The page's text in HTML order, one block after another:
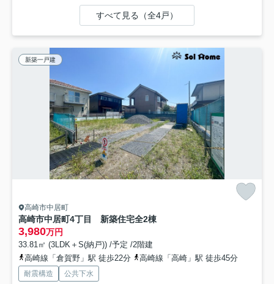
すべて見る（全4戸）
新築一戸建
高崎市中居町
高崎市中居町4丁目 新築住宅全2棟
3,980万円
33.81㎡ (3LDK＋S(納戸)) /予定 /2階建
高崎線「倉賀野」駅 徒歩22分
高崎線「高崎」駅 徒歩45分
耐震構造
公共下水